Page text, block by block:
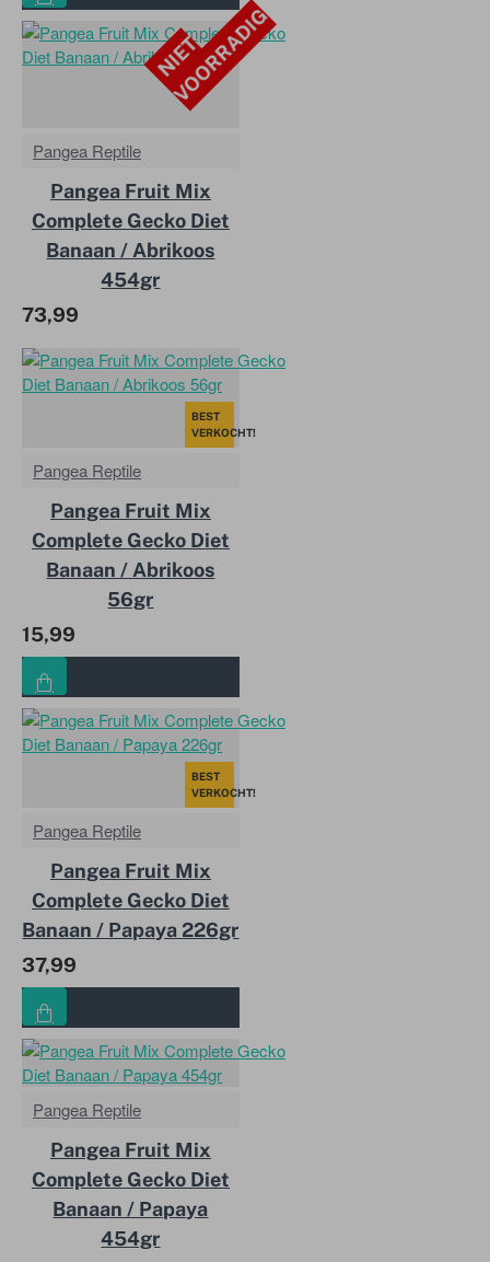
N
I
E
T
V
O
O
R
R
A
D
I
G
Pangea Reptile
Pangea Fruit Mix
Complete Gecko Diet
Banaan / Abrikoos
454gr
73,99
BEST
VERKOCHT!
Pangea Reptile
Pangea Fruit Mix
Complete Gecko Diet
Banaan / Abrikoos
56gr
15,99
BEST
VERKOCHT!
Pangea Reptile
Pangea Fruit Mix
Complete Gecko Diet
Banaan / Papaya 226gr
37,99
Pangea Reptile
Pangea Fruit Mix
Complete Gecko Diet
Banaan / Papaya
454gr